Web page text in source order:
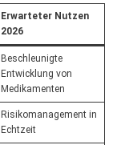
Erwarteter Nutzen
2026
Beschleunigte
Entwicklung von
Medikamenten
Risikomanagement in
Echtzeit